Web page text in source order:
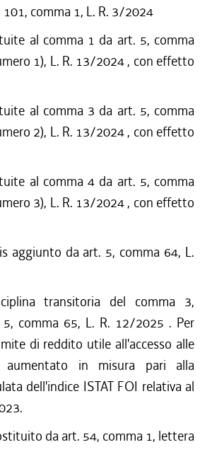
comma 1, L. R. 3/2024
al comma 1 da art. 5, comma
1), L. R. 13/2024 , con effetto
al comma 3 da art. 5, comma
2), L. R. 13/2024 , con effetto
al comma 4 da art. 5, comma
3), L. R. 13/2024 , con effetto
aggiunto da art. 5, comma 64, L.
transitoria del comma 3,
comma 65, L. R. 12/2025 . Per
di reddito utile all'accesso alle
aumentato in misura pari alla
dell'indice ISTAT FOI relativa al
da art. 54, comma 1, lettera